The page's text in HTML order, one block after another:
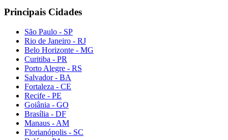
Principais Cidades
São Paulo - SP
Rio de Janeiro - RJ
Belo Horizonte - MG
Curitiba - PR
Porto Alegre - RS
Salvador - BA
Fortaleza - CE
Recife - PE
Goiânia - GO
Brasília - DF
Manaus - AM
Florianópolis - SC